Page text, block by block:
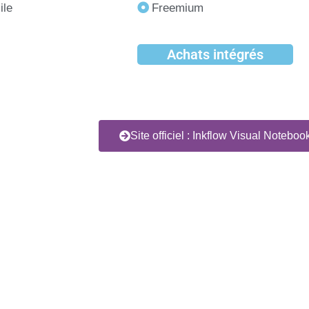
Freemium
Achats intégrés
Site officiel : Inkflow Visual